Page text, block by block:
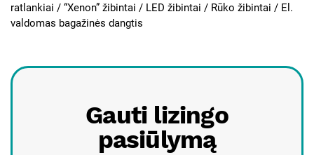
ratlankiai / “Xenon” žibintai / LED žibintai / Rūko žibintai / El.
valdomas bagažinės dangtis
Gauti lizingo
pasiūlymą